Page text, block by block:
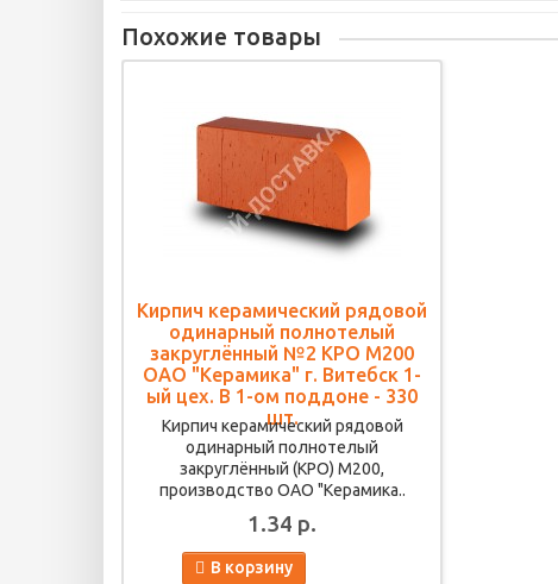
Похожие товары
Кирпич керамический рядовой
одинарный полнотелый
закруглённый №2 КРО М200
ОАО "Керамика" г. Витебск 1-
ый цех. В 1-ом поддоне - 330
шт.
Кирпич керамический рядовой
одинарный полнотелый
закруглённый (КРО) М200,
производство ОАО "Керамика..
1.34 р.
В корзину